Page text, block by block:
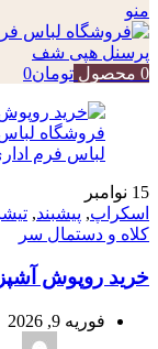
منو
0 محصول تومان0
15 نوامبر
اسکراپ, پیشبند,
کلاه و دستمال سر
خرید روپوش
فوریه 9, 2026